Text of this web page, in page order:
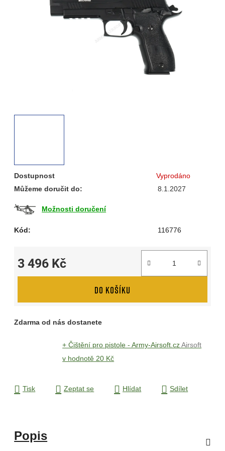
Dostupnost
Vyprodáno
Můžeme doručit do:
8.1.2027
Možnosti doručení
Kód: 116776
3 496 Kč
Měrná cena:
DO KOŠÍKU
Zdarma od nás dostanete
+ Čištění pro pistole - Army-Airsoft.czAirsoft
v hodnotě 20 Kč
Tisk Zeptat se Hlídat Sdílet
Popis